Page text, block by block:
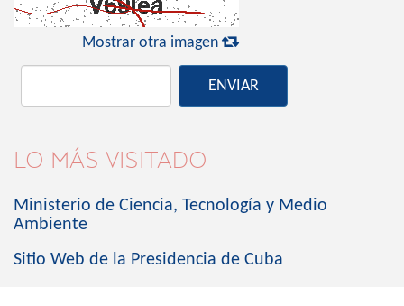
Mostrar otra imagen 
ENVIAR
LO MÁS VISITADO
Ministerio de Ciencia, Tecnología y Medio
Ambiente
Sitio Web de la Presidencia de Cuba